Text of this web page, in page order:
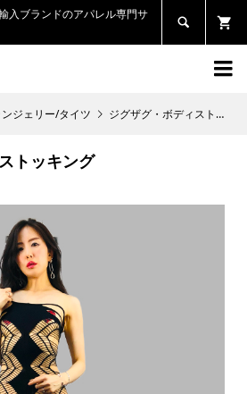
入ブランドのアパレル専門サ


ンジェリー/タイツ ジグザグ・ボディストッキング
トッキング